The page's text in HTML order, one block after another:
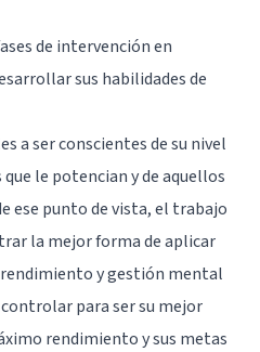
de intervención en
sus habilidades de
a ser conscientes de su nivel
le potencian y de aquellos
ese punto de vista, el trabajo
la mejor forma de aplicar
rendimiento y gestión mental
para ser su mejor
rendimiento y sus metas